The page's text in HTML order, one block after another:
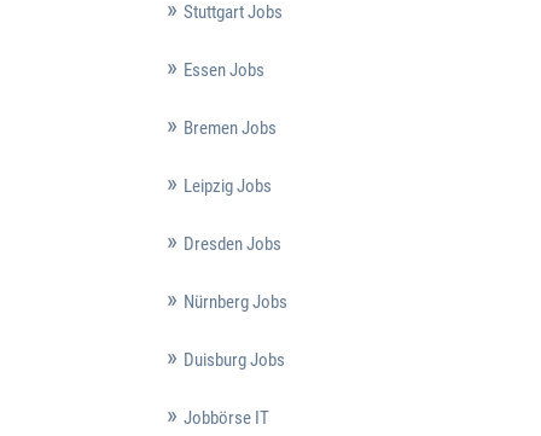
Stuttgart Jobs
Essen Jobs
Bremen Jobs
Leipzig Jobs
Dresden Jobs
Nürnberg Jobs
Duisburg Jobs
Jobbörse IT